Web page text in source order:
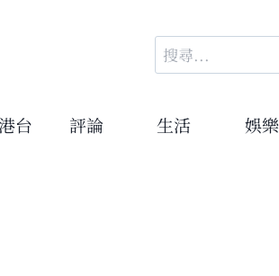
搜
尋
鍵
台 評論 生活 娛樂